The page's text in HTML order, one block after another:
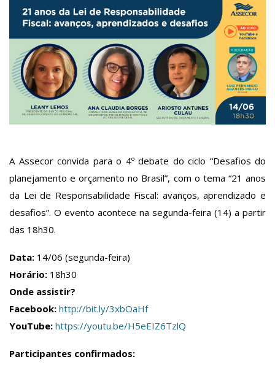
A Assecor convida para o 4º debate do ciclo “Desafios do
planejamento e orçamento no Brasil”, com o tema “21 anos
da Lei de Responsabilidade Fiscal: avanços, aprendizado e
desafios”. O evento acontece na segunda-feira (14) a partir
das 18h30.
Data: 14/06 (segunda-feira)
Horário: 18h30
Onde assistir?
Facebook: http://bit.ly/3xbOaHf
YouTube: https://youtu.be/H5eEIZ6TzlQ
Participantes confirmados: